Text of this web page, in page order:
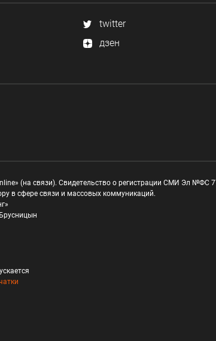
twitter
дзен
(на связи). Свидетельство о регистрации СМИ Эл №ФС
в сфере связи и массовых коммуникаций.